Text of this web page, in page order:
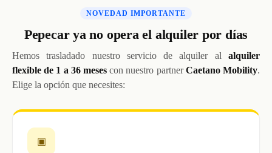
NOVEDAD IMPORTANTE
Pepecar ya no opera el alquiler por días
Hemos trasladado nuestro servicio de alquiler al alquiler
flexible de 1 a 36 meses con nuestro partnerCaetano Mobility.
Elige la opción que necesites:
▣